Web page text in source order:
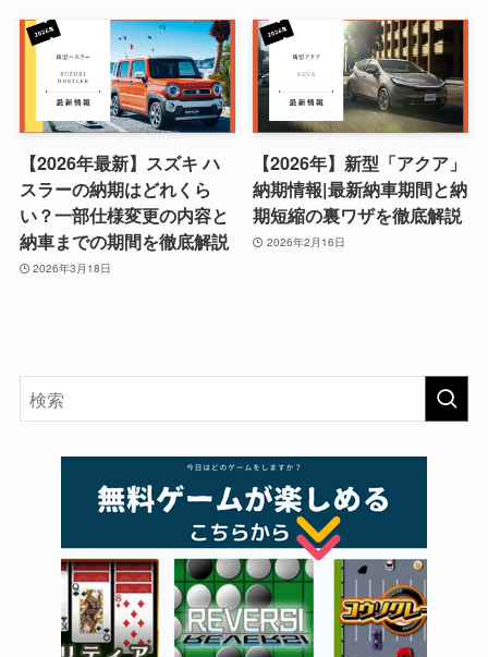
【2026年最新】スズキ ハ
スラーの納期はどれくら
い？一部仕様変更の内容と
納車までの期間を徹底解説
2026年3月18日
【2026年】新型「アクア」
納期情報|最新納車期間と納
期短縮の裏ワザを徹底解説
2026年2月16日